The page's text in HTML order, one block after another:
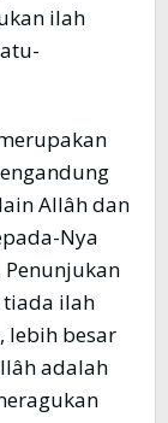
ilah
Allâh dan
Nya
tiada ilah
lebih besar
adalah